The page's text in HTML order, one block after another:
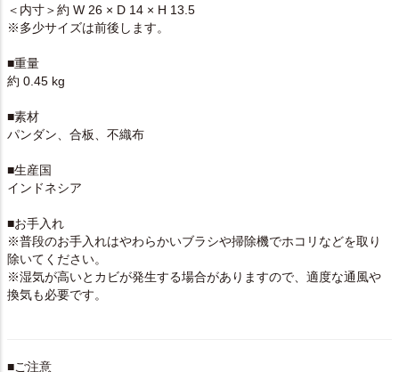
＜内寸＞約 W 26 × D 14 × H 13.5
※多少サイズは前後します。
■重量
約 0.45 kg
■素材
パンダン、合板、不織布
■生産国
インドネシア
■お手入れ
※普段のお手入れはやわらかいブラシや掃除機でホコリなどを取り
除いてください。
※湿気が高いとカビが発生する場合がありますので、適度な通風や
換気も必要です。
■ご注意